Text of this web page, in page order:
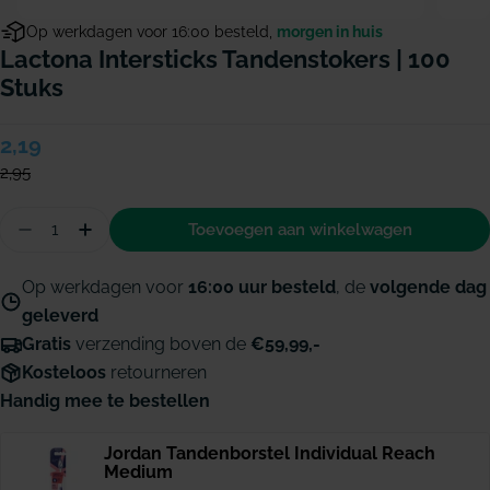
Op werkdagen voor 16:00 besteld, morgen in huis
Lactona Intersticks Tandenstokers | 100
Stuks
Verkoopprijs
2,19
Normale
prijs
2,95
Hoeveelheid
Aantal verminderen voor Lactona Intersticks
Hoeveelheid verhogen voor Lactona
Toevoegen aan winkelwagen
Op werkdagen voor 16:00 uur besteld, de volgende dag
geleverd
Gratis verzending boven de €59,99,-
Kosteloos retourneren
Handig mee te bestellen
Jordan Tandenborstel Individual Reach
Medium